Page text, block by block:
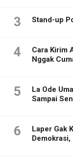
3 Stand-up
4
Cara Kirim
Nggak
5
La Ode
Sampai
6
Laper Gak
Demokrasi,